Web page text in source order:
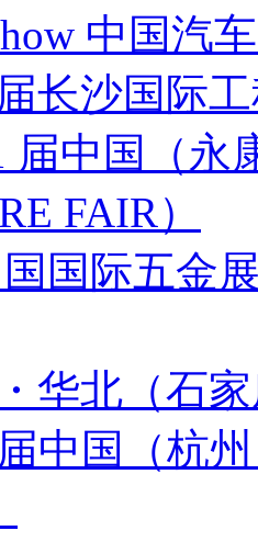
中国汽
长沙国际
届中国（
FAIR）
国际五金
华北（石
中国（杭